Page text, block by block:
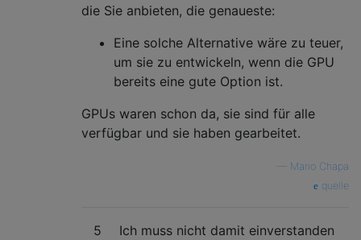
die Sie anbieten, die genaueste:
Eine solche Alternative wäre zu teuer,
um sie zu entwickeln, wenn die GPU
bereits eine gute Option ist.
GPUs waren schon da, sie sind für alle
verfügbar und sie haben gearbeitet.
Mario Chapa
quelle
5
Ich muss nicht damit einverstanden